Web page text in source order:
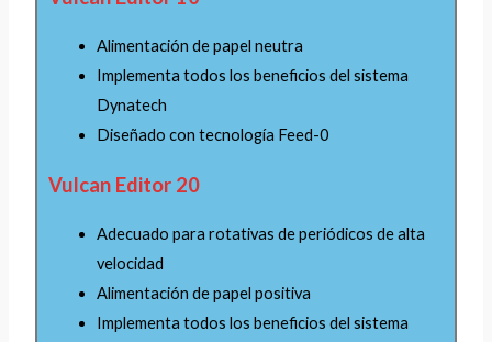
Alimentación de papel neutra
Implementa todos los beneficios del sistema
Dynatech
Diseñado con tecnología Feed-0
Vulcan Editor 20
Adecuado para rotativas de periódicos de alta
velocidad
Alimentación de papel positiva
Implementa todos los beneficios del sistema